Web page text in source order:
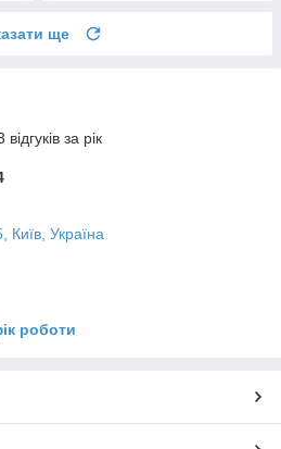
ще
за рік
Київ, Україна
роботи